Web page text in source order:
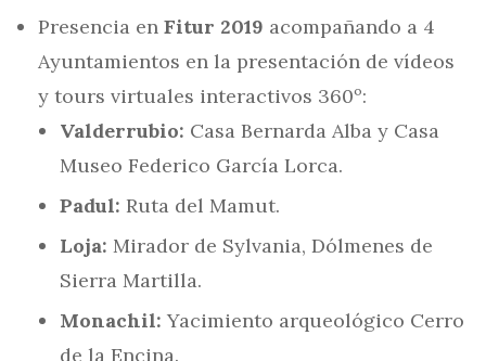
Presencia en Fitur 2019 acompañando a 4
Ayuntamientos en la presentación de vídeos
y tours virtuales interactivos 360º:
Valderrubio: Casa Bernarda Alba y Casa
Museo Federico García Lorca.
Padul: Ruta del Mamut.
Loja: Mirador de Sylvania, Dólmenes de
Sierra Martilla.
Monachil: Yacimiento arqueológico Cerro
de la Encina.